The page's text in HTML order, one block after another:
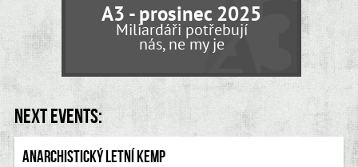
A3 - prosinec 2025
Miliardáři potřebují
nás, ne my je
Next events:
Anarchistický letní kemp